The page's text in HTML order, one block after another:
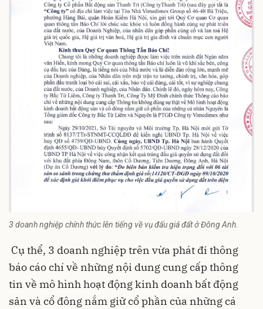
3 doanh nghiệp chính thức lên tiếng về vụ đấu giá đất ở Đông Anh.
Cụ thể, 3 doanh nghiệp trên vừa phát đi thông
báo cáo chí về những nội dung cung cấp thông
tin về mô hình hoạt động kinh doanh bất động
sản và cổ đông nắm giữ cổ phần của những cá